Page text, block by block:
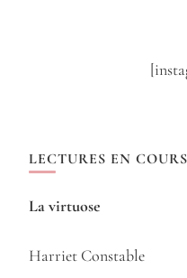
LECTURES EN COURS
La virtuose
Harriet Constable